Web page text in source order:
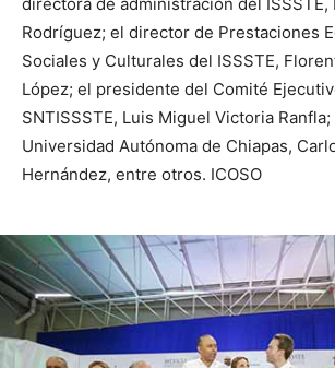
Rodríguez; el director de Prestaciones
Sociales y Culturales del ISSSTE,
López; el presidente del Comité
SNTISSSTE, Luis Miguel Victoria
Universidad Autónoma de Chiapas,
Hernández, entre otros. ICOSO